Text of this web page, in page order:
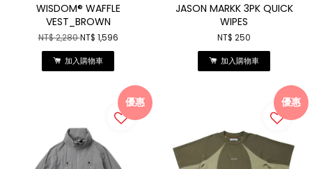
WISDOM® WAFFLE
VEST_BROWN
NT$ 2,280NT$ 1,596
加入購物車
JASON MARKK 3PK QUICK
WIPES
NT$ 250
加入購物車
優惠 優惠